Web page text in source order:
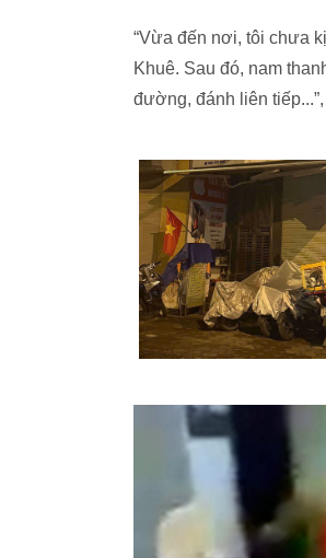
“Vừa đến nơi, tôi chưa
Khuê. Sau đó, nam
đường, đánh liên